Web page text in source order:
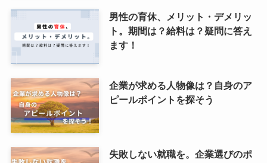
男性の育休、メリット・デメリッ
ト。期間は？給料は？疑問に答え
ます！
企業が求める人物像は？自身のア
ピールポイントを探そう
失敗しない就職を。企業選びのポ